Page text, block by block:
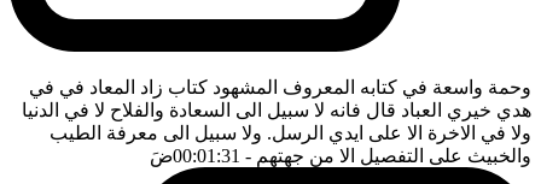
وحمة واسعة في كتابه المعروف المشهود كتاب زاد المعاد في في
هدي خيري العباد قال فانه لا سبيل الى السعادة والفلاح لا في الدنيا
ولا في الاخرة الا على ايدي الرسل. ولا سبيل الى معرفة الطيب
والخبيث على التفصيل الا من جهتهم - 00:01:31 ضَ